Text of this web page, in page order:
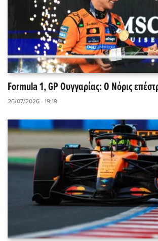
Formula 1, GP Ουγγαρίας: Ο Νόρις
26/07/2026 - 19:19